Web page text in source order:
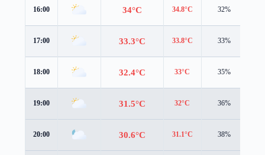
16:00 34°C 34.8°C 32%
17:00 33.3°C 33.8°C 33%
18:00 32.4°C 33°C 35%
19:00 31.5°C 32°C 36%
20:00 30.6°C 31.1°C 38%